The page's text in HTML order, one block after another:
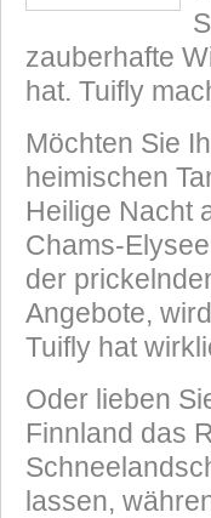
zauberhafte
hat. Tuifly
Möchten Sie
heimischen
Heilige Nacht
Chams-
der
Angebote,
Tuifly hat
Oder lieben
Finnland das
lassen,